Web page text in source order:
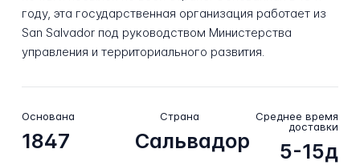
году, эта государственная организация работает из
San Salvador под руководством Министерства
управления и территориального развития.
Основана
1847
Страна
Сальвадор
Среднее время
доставки
5-15д